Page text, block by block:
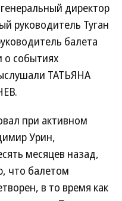
директор
руководитель Туган
балета
о событиях
ТАТЬЯНА
при активном
Урин,
месяцев назад,
что балетом
в то время как